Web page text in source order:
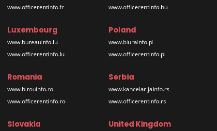
www.officerentinfo.fr
www.officerentinfo.hu
Luxembourg
www.bureauinfo.lu
www.officerentinfo.lu
Poland
www.biurainfo.pl
www.officerentinfo.pl
Romania
www.birouinfo.ro
www.officerentinfo.ro
Serbia
www.kancelarijainfo.rs
www.officerentinfo.rs
Slovakia United Kingdom